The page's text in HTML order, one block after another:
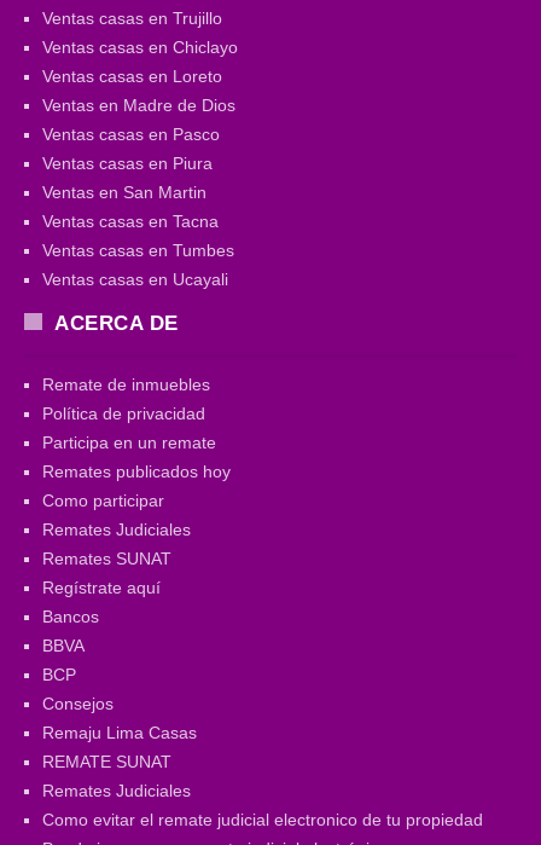
Ventas casas en Trujillo
Ventas casas en Chiclayo
Ventas casas en Loreto
Ventas en Madre de Dios
Ventas casas en Pasco
Ventas casas en Piura
Ventas en San Martin
Ventas casas en Tacna
Ventas casas en Tumbes
Ventas casas en Ucayali
ACERCA DE
Remate de inmuebles
Política de privacidad
Participa en un remate
Remates publicados hoy
Como participar
Remates Judiciales
Remates SUNAT
Regístrate aquí
Bancos
BBVA
BCP
Consejos
Remaju Lima Casas
REMATE SUNAT
Remates Judiciales
Como evitar el remate judicial electronico de tu propiedad